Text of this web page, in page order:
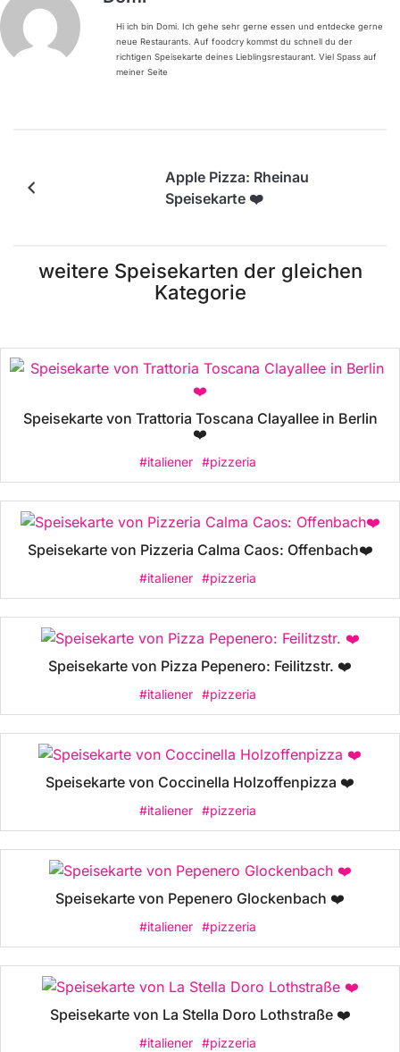
Hi ich bin Domi. Ich gehe sehr gerne essen und entdecke gerne
neue Restaurants. Auf foodcry kommst du schnell du der
richtigen Speisekarte deines Lieblingsrestaurant. Viel Spass auf
meiner Seite
Apple Pizza: Rheinau
Speisekarte ❤️
weitere Speisekarten der gleichen
Kategorie
Speisekarte von Trattoria Toscana Clayallee in Berlin
❤️
#italiener #pizzeria
Speisekarte von Pizzeria Calma Caos: Offenbach❤️
#italiener #pizzeria
Speisekarte von Pizza Pepenero: Feilitzstr. ❤️
#italiener #pizzeria
Speisekarte von Coccinella Holzoffenpizza ❤️
#italiener #pizzeria
Speisekarte von Pepenero Glockenbach ❤️
#italiener #pizzeria
Speisekarte von La Stella Doro Lothstraße ❤️
#italiener #pizzeria